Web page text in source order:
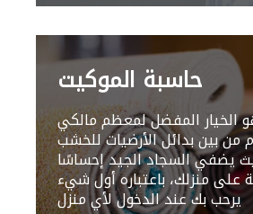
حاسبة الموكيت
الخيار المفضل لمعظم مالكي
من بين بدائل الأرضيات للخشب
يضفي السجاد الجيد إحساسًا
على منزلك، باعتباره أول شيء
يرحب بك عند الدخول لأي منزل